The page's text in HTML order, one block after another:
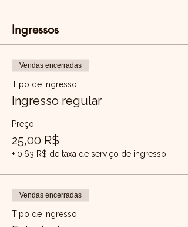
Ingressos
Vendas encerradas
Tipo de ingresso
Ingresso regular
Preço
25,00 R$
+ 0,63 R$ de taxa de serviço de ingresso
Vendas encerradas
Tipo de ingresso